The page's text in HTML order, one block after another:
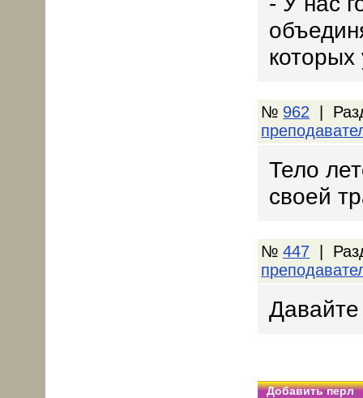
которых
№ 962 |
Тело
своей
№447 |
Добавить перл